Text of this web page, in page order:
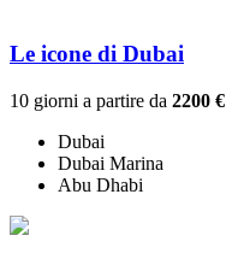
Le icone di Dubai
10 giorni a partire da 2200 €
Dubai
Dubai Marina
Abu Dhabi